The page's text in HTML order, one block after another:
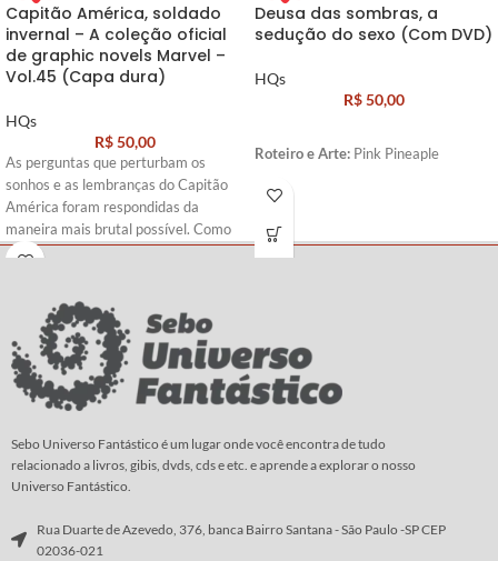
Capitão América, soldado
invernal – A coleção oficial
de graphic novels Marvel –
Vol.45 (Capa dura)
HQs
R$50,00
As perguntas que perturbam os
sonhos e as lembranças do Capitão
América foram respondidas da
maneira mais brutal possível. Como
se não bastasse, no auge dos
primeiro assalto...rasgando feridas
antigas e ameaçando abrir novas que
jamais poderão ser curadas.
Roteiro: Ed Brubaker
Deusa das sombras, a
sedução do sexo (Com DVD)
HQs
R$50,00
Roteiro e Arte: Pink Pineaple
Sebo Universo Fantástico é um lugar onde você encontra de tudo
relacionado a livros, gibis, dvds, cds e etc. e aprende a explorar o nosso
Universo Fantástico.
Rua Duarte de Azevedo, 376, banca Bairro Santana - São Paulo -SP CEP
02036-021